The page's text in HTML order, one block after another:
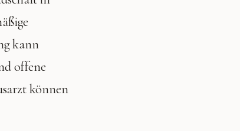
kann
offene
können